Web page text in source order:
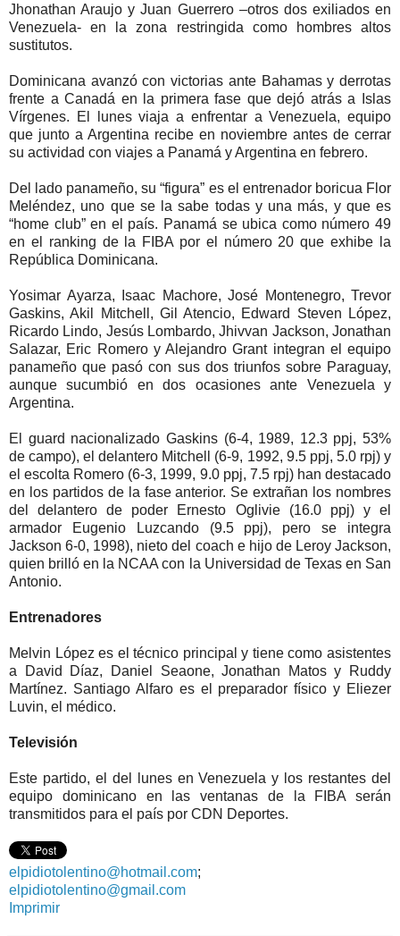
Jhonathan Araujo y Juan Guerrero –otros dos exiliados en
Venezuela- en la zona restringida como hombres altos
sustitutos.
Dominicana avanzó con victorias ante Bahamas y derrotas
frente a Canadá en la primera fase que dejó atrás a Islas
Vírgenes. El lunes viaja a enfrentar a Venezuela, equipo
que junto a Argentina recibe en noviembre antes de cerrar
su actividad con viajes a Panamá y Argentina en febrero.
Del lado panameño, su “figura” es el entrenador boricua Flor
Meléndez, uno que se la sabe todas y una más, y que es
“home club” en el país. Panamá se ubica como número 49
en el ranking de la FIBA por el número 20 que exhibe la
República Dominicana.
Yosimar Ayarza, Isaac Machore, José Montenegro, Trevor
Gaskins, Akil Mitchell, Gil Atencio, Edward Steven López,
Ricardo Lindo, Jesús Lombardo, Jhivvan Jackson, Jonathan
Salazar, Eric Romero y Alejandro Grant integran el equipo
panameño que pasó con sus dos triunfos sobre Paraguay,
aunque sucumbió en dos ocasiones ante Venezuela y
Argentina.
El guard nacionalizado Gaskins (6-4, 1989, 12.3 ppj, 53%
de campo), el delantero Mitchell (6-9, 1992, 9.5 ppj, 5.0 rpj) y
el escolta Romero (6-3, 1999, 9.0 ppj, 7.5 rpj) han destacado
en los partidos de la fase anterior. Se extrañan los nombres
del delantero de poder Ernesto Oglivie (16.0 ppj) y el
armador Eugenio Luzcando (9.5 ppj), pero se integra
Jackson 6-0, 1998), nieto del coach e hijo de Leroy Jackson,
quien brilló en la NCAA con la Universidad de Texas en San
Antonio.
Entrenadores
Melvin López es el técnico principal y tiene como asistentes
a David Díaz, Daniel Seaone, Jonathan Matos y Ruddy
Martínez. Santiago Alfaro es el preparador físico y Eliezer
Luvin, el médico.
Televisión
Este partido, el del lunes en Venezuela y los restantes del
equipo dominicano en las ventanas de la FIBA serán
transmitidos para el país por CDN Deportes.
elpidiotolentino@hotmail.com;
elpidiotolentino@gmail.com
Imprimir